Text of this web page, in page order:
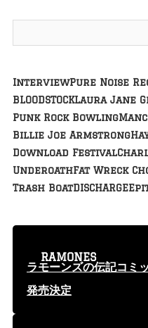
InterviewPure Noise
BLOODSTOCKLaura Jane
Punk Rock Bowling
Billie Joe Armstrong
Download Festival
UnderoathFat Wreck
Trash BoatDISCHARGE
ラモーンズの伝記コ
発売決定
RAMONES